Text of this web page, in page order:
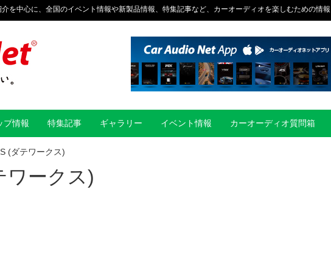
を中心に、全国のイベント情報や新製品情報、特集記事など、カーオーディオを楽しむための情
プ情報 特集記事 ギャラリー イベント情報 カーオーディオ質問箱
(ダテワークス)
ワークス)